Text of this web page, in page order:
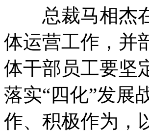
总裁马相杰在
体运营工作，并
体干部员工要坚
落实“四化”发展
作、积极作为，